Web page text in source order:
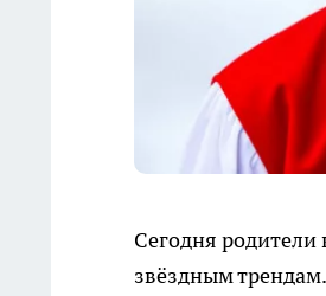
Сегодня
звёздным